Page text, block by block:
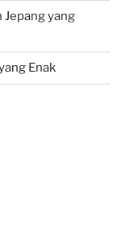
Jepang yang
Enak